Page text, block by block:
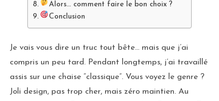
Alors… comment faire le bon choix ?
Conclusion
Je vais vous dire un truc tout bête… mais que j’ai
compris un peu tard. Pendant longtemps, j’ai travaillé
assis sur une chaise “classique”. Vous voyez le genre ?
Joli design, pas trop cher, mais zéro maintien. Au